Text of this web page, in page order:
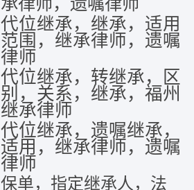
代位继承，继承，适用
范围，继承律师，遗嘱
律师
代位继承，转继承，区
别，关系，继承，福州
继承律师
代位继承，遗嘱继承，
适用，继承律师，遗嘱
律师
保单，指定继承人，法